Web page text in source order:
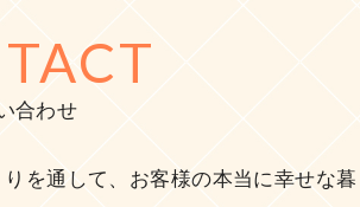
合わせ
を通して、お客様の本当に幸せな暮